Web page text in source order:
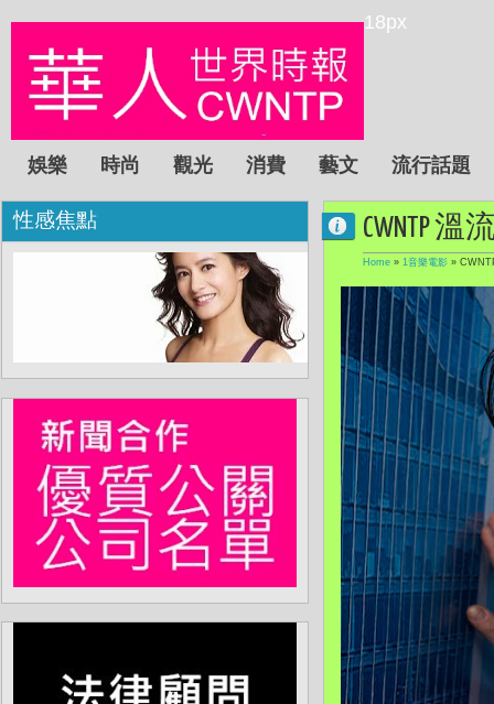
18px
娛樂 時尚 觀光 消費 藝文 流行話題
CWNTP 溫
Home » 1音樂電影 »
性感焦點